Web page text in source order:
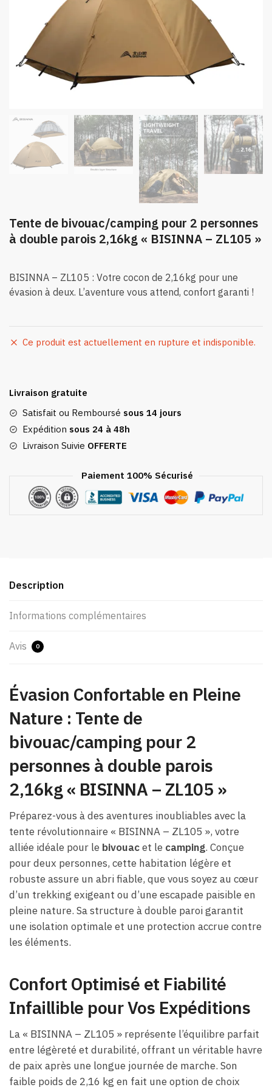
Tente de bivouac/camping pour 2 personnes
à double parois 2,16kg « BISINNA – ZL105 »
BISINNA – ZL105 : Votre cocon de 2,16kg pour une
évasion à deux. L’aventure vous attend, confort garanti !
Ce produit est actuellement en rupture et indisponible.
Livraison gratuite
Satisfait ou Remboursé sous 14 jours
Expédition sous 24 à 48h
Livraison Suivie OFFERTE
Paiement 100% Sécurisé
Description
Informations complémentaires
Avis 0
Évasion Confortable en Pleine
Nature : Tente de
bivouac/camping pour 2
personnes à double parois
2,16kg « BISINNA – ZL105 »
Préparez-vous à des aventures inoubliables avec la
tente révolutionnaire « BISINNA – ZL105 », votre
alliée idéale pour le bivouacet le camping. Conçue
pour deux personnes, cette habitation légère et
robuste assure un abri fiable, que vous soyez au cœur
d’un trekking exigeant ou d’une escapade paisible en
pleine nature. Sa structure à double paroi garantit
une isolation optimale et une protection accrue contre
les éléments.
Confort Optimisé et Fiabilité
Infaillible pour Vos Expéditions
La « BISINNA – ZL105 » représente l’équilibre parfait
entre légèreté et durabilité, offrant un véritable havre
de paix après une longue journée de marche. Son
faible poids de 2,16 kg en fait une option de choix